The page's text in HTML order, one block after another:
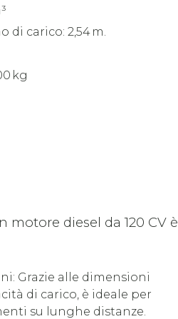
di carico: 2,54 m.
kg
motore diesel da 120 CV è
Grazie alle dimensioni
di carico, è ideale per
su lunghe distanze.